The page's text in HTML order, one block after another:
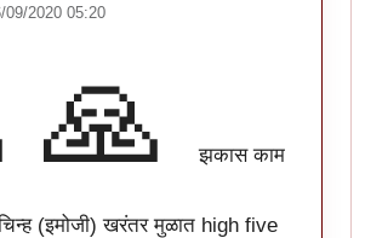
09/2020 05:20
🙏झकास काम
(इमोजी) खरंतर मुळात high five